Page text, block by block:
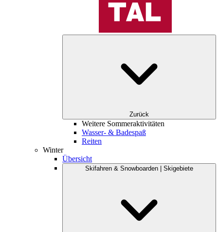
Zurück
Weitere Sommeraktivitäten
Wasser- & Badespaß
Reiten
Winter
Übersicht
Skifahren & Snowboarden | Skigebiete